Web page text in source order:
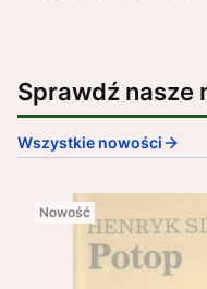
Sprawdź nasze
Wszystkie nowości
Nowość